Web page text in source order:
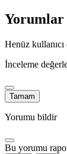
Yorumlar
Henüz
İnceleme
Tamam
Yorumu bildir
Bu yorumu